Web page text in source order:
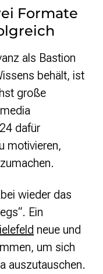
Formate
als Bastion
behält, ist
große
dafür
motivieren,
wieder das
Ein
neue und
um sich
auszutauschen.